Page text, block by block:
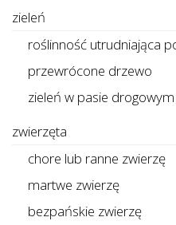
zieleń
roślinność utrudniająca
przewrócone drzewo
zieleń w pasie drogowym
zwierzęta
chore lub ranne zwierzę
martwe zwierzę
bezpańskie zwierzę